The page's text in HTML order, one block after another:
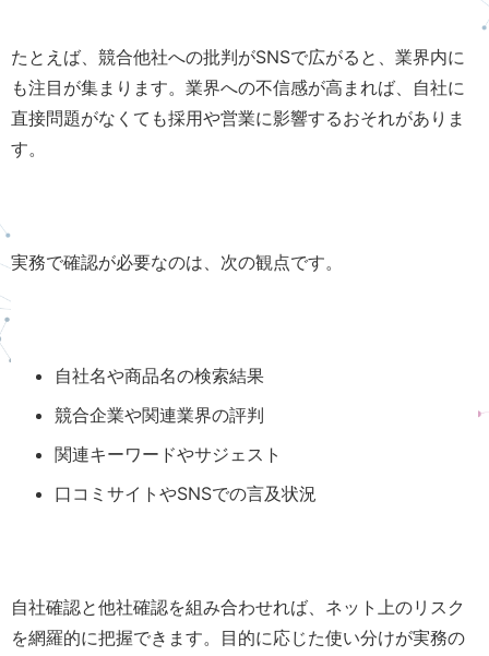
たとえば、競合他社への批判がSNSで広がると、業界内に
も注目が集まります。業界への不信感が高まれば、自社に
直接問題がなくても採用や営業に影響するおそれがありま
す。
実務で確認が必要なのは、次の観点です。
自社名や商品名の検索結果
競合企業や関連業界の評判
関連キーワードやサジェスト
口コミサイトやSNSでの言及状況
自社確認と他社確認を組み合わせれば、ネット上のリスク
を網羅的に把握できます。目的に応じた使い分けが実務の